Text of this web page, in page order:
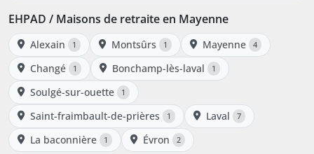
EHPAD / Maisons de retraite en Mayenne
Alexain 1 Montsûrs 1 Mayenne 4
Changé 1 Bonchamp-lès-laval 1
Soulgé-sur-ouette 1
Saint-fraimbault-de-prières 1 Laval 7
La baconnière 1 Évron 2